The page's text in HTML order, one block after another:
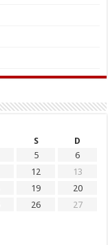
S
D
5
6
12
13
19
20
26
27